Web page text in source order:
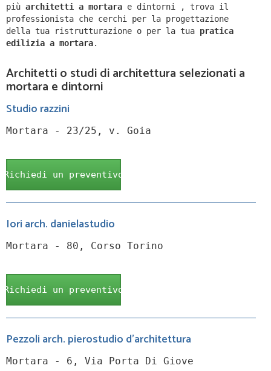
più architetti a mortara e dintorni ,
trova il
professionista che cerchi per la progettazione
della tua ristrutturazione o per la tua pratica
edilizia a mortara.
Architetti o studi di architettura selezionati a
mortara e dintorni
Studio razzini
Mortara - 23/25, v. Goia
Richiedi un preventivo
Iori arch. danielastudio
Mortara - 80, Corso Torino
Richiedi un preventivo
Pezzoli arch. pierostudio d'architettura
Mortara - 6, Via Porta Di Giove